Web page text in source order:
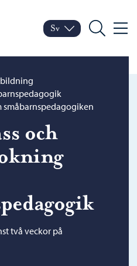
Porvoo – Gå till
Byt språk
Nuvarande språk:
Sv
Sök Meny
och
två veckor på